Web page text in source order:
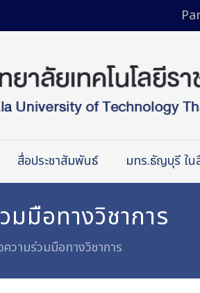
สื่อประชาสัมพันธ์ มทร.ธัญบุรี ใน
มมือทางวิชาการ
ความร่วมมือทางวิชาการ